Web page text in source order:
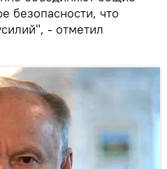
безопасности, что
- отметил